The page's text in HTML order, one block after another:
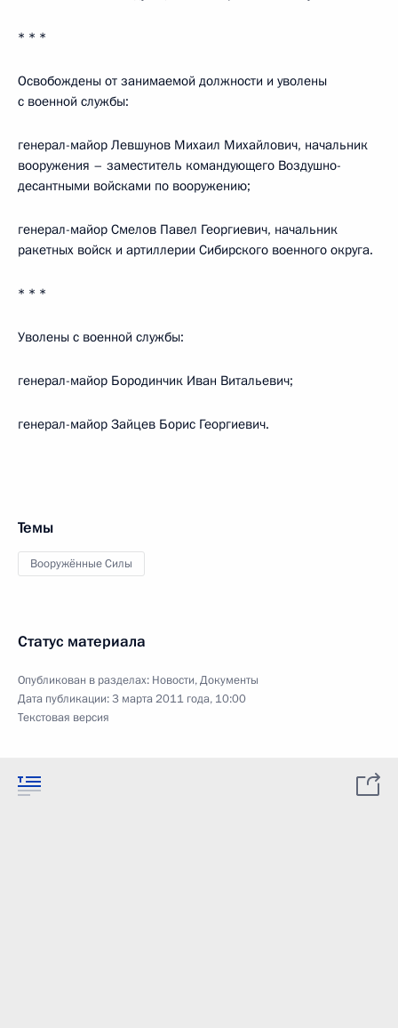
* * *
Освобождены от занимаемой должности и уволены
с военной службы:
генерал-майор Левшунов Михаил Михайлович, начальник
вооружения – заместитель командующего Воздушно-
десантными войсками по вооружению;
генерал-майор Смелов Павел Георгиевич, начальник
ракетных войск и артиллерии Сибирского военного округа.
* * *
Уволены с военной службы:
генерал-майор Бородинчик Иван Витальевич;
генерал-майор Зайцев Борис Георгиевич.
Темы
Вооружённые Силы
Статус материала
Опубликован в разделах: Новости,Документы
Дата публикации:3 марта 2011 года, 10:00
Текстовая версия